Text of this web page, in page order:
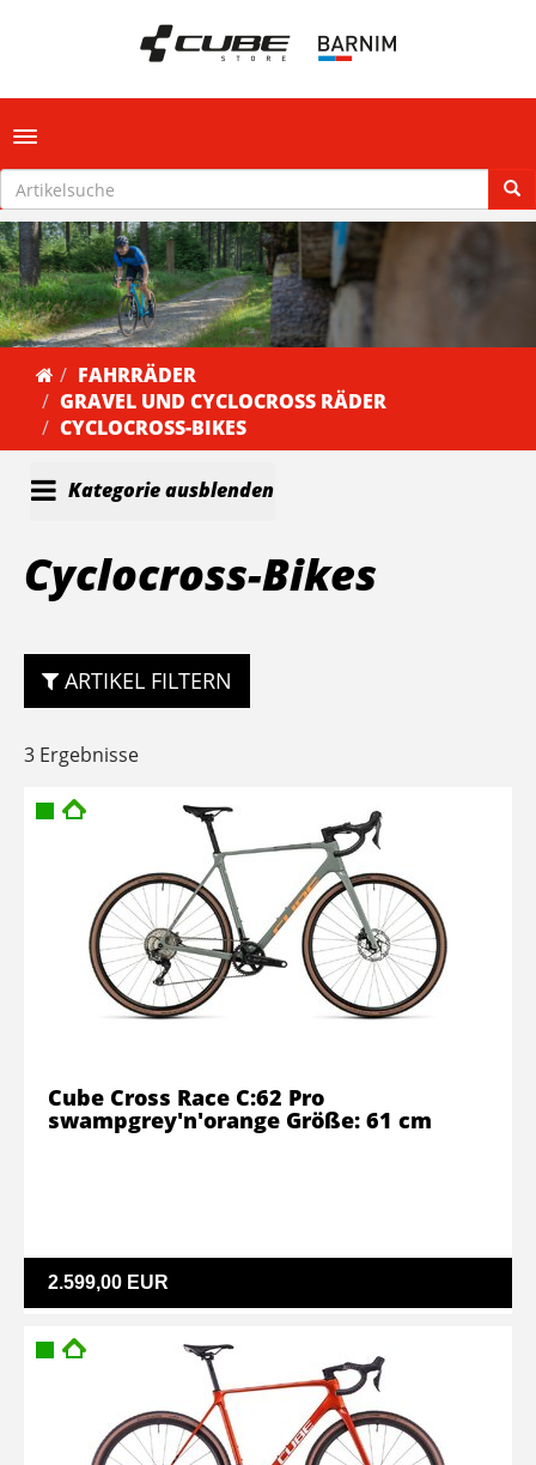
Toggle navigation
FAHRRÄDER
GRAVEL UND CYCLOCROSS RÄDER
CYCLOCROSS-BIKES
Kategorie ausblenden
Cyclocross-Bikes
ARTIKEL FILTERN
3 Ergebnisse
2.599,00 EUR
Cube Cross Race C:62 Pro
swampgrey'n'orange Größe: 61 cm